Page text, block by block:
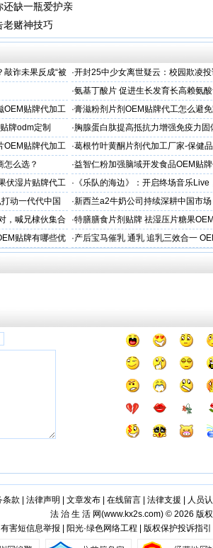
还缺一瓶爱护亲
老赌神技巧
敲诈未果反成“被 ·开封25中少女离世疑云：校园欺凌
查引家属强烈质疑
·氨基丁酸片 促进生长发育长高赖氨
家
OEM贴牌代加工
·膏滋粉剂片剂OEM贴牌代工怎么避
牌odm定制 · 胸腺蛋白肽提高抵抗力增强免疫力
服务商
OEM贴牌代加工
·葛根竹叶黄酮片剂代加工厂家-保健
专业
怎么选？ ·益智仁粉加强脑域开发食品OEM贴
伏湿片贴牌代工 · 《乐队的海边》：开启终场音乐
穿越丛林
动一代代中国
·新西兰a2牛奶公司持续深耕中国市
，喊兄棣伙集合
·特膳膳食片剂贴牌 祛湿压片糖果
考察
贴牌有哪些优
·产后宝马催乳 通乳 追乳三效合一
条款 法律声明 文章发布| 在线留言| 法律支援 人员
法 治 生 活 网(www.kx2s.com) © 2026 版
有害短信息举报 | 阳光·绿色网络工程 | 版权保护投诉指